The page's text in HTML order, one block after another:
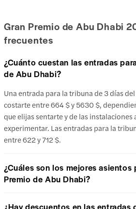
Gran Premio de Abu Dhabi
frecuentes
¿Cuánto cuestan las entradas
de Abu Dhabi?
Una entrada para la tribuna de 3 días
costarte entre 664 $ y 5630 $,
que elijas sentarte y de las instalaciones
experimentar. Las entradas para la
entre 622 y 712 $.
¿Cuáles son los mejores asientos
Premio de Abu Dhabi?